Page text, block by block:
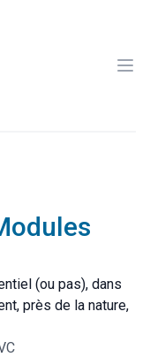
(ou pas), dans
près de la nature,